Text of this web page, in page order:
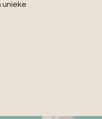
unieke